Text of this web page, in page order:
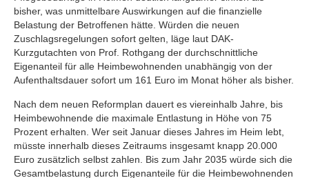
bisher, was unmittelbare Auswirkungen auf die finanzielle
Belastung der Betroffenen hätte. Würden die neuen
Zuschlagsregelungen sofort gelten, läge laut DAK-
Kurzgutachten von Prof. Rothgang der durchschnittliche
Eigenanteil für alle Heimbewohnenden unabhängig von der
Aufenthaltsdauer sofort um 161 Euro im Monat höher als bisher.
Nach dem neuen Reformplan dauert es viereinhalb Jahre, bis
Heimbewohnende die maximale Entlastung in Höhe von 75
Prozent erhalten. Wer seit Januar dieses Jahres im Heim lebt,
müsste innerhalb dieses Zeitraums insgesamt knapp 20.000
Euro zusätzlich selbst zahlen. Bis zum Jahr 2035 würde sich die
Gesamtbelastung durch Eigenanteile für die Heimbewohnenden